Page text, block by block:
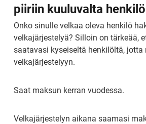
piiriin kuuluvalta
Onko sinulle velkaa oleva henkilö
velkajärjestelyä? Silloin on tärkeää,
saatavasi kyseiseltä henkilöltä, jotta
velkajärjestelyyn.
Saat maksun kerran vuodessa.
Velkajärjestelyn aikana saamasi